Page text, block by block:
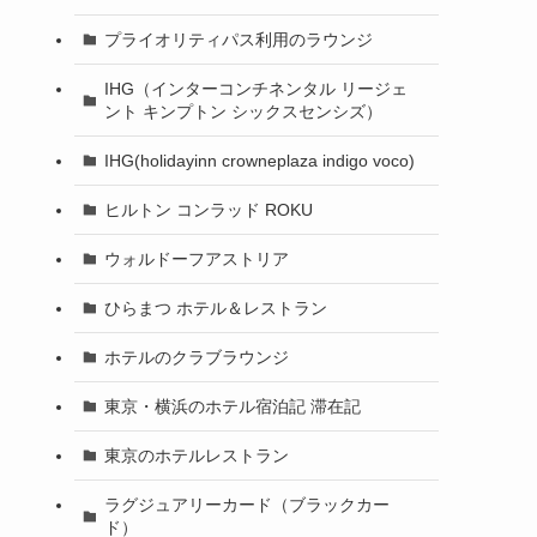
プライオリティパス利用のラウンジ
IHG（インターコンチネンタル リージェ
ント キンプトン シックスセンシズ）
IHG(holidayinn crowneplaza indigo voco)
ヒルトン コンラッド ROKU
ウォルドーフアストリア
ひらまつ ホテル＆レストラン
ホテルのクラブラウンジ
東京・横浜のホテル宿泊記 滞在記
東京のホテルレストラン
ラグジュアリーカード（ブラックカー
ド）